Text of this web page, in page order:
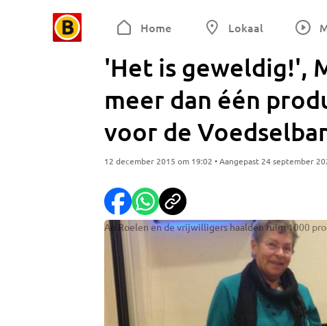
Home Lokaal
'Het is geweldig!',
meer dan één
voor de
12 december 2015 om 19:02 • Aangepast 24 september
An Roelen en de vrijwilligers haalden ruim 1000